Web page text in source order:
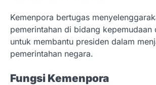
Kemenpora bertugas
pemerintahan di bidang kepemudaan
untuk membantu presiden dalam
pemerintahan negara.
Fungsi Kemenpora